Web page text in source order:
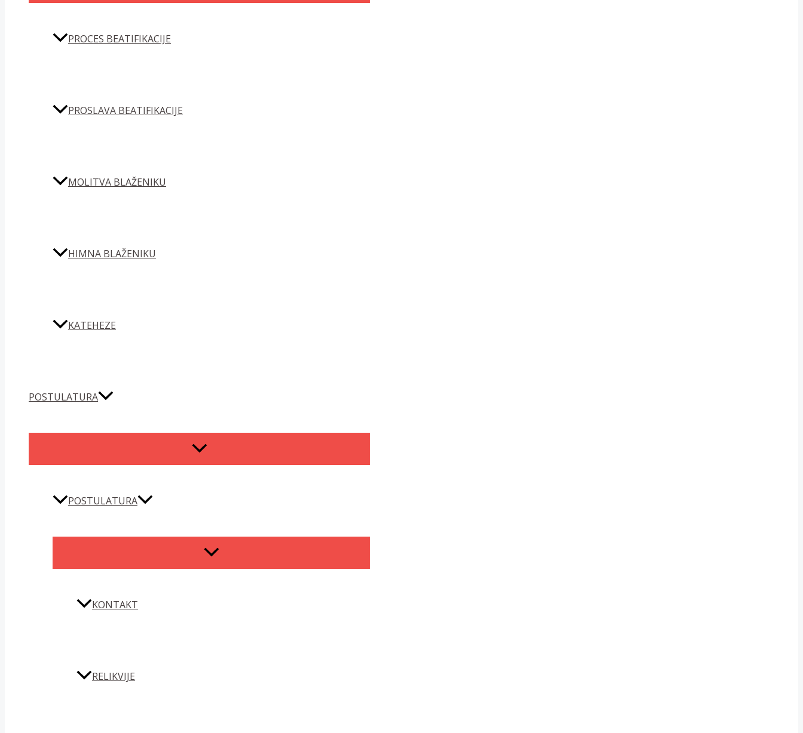
PROCES BEATIFIKACIJE
PROSLAVA BEATIFIKACIJE
MOLITVA BLAŽENIKU
HIMNA BLAŽENIKU
KATEHEZE
POSTULATURA
MENU
TOGGLE
POSTULATURA
MENU
TOGGLE
KONTAKT
RELIKVIJE